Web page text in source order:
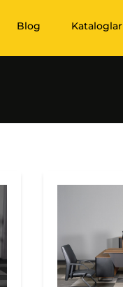
Blog Kataloglar